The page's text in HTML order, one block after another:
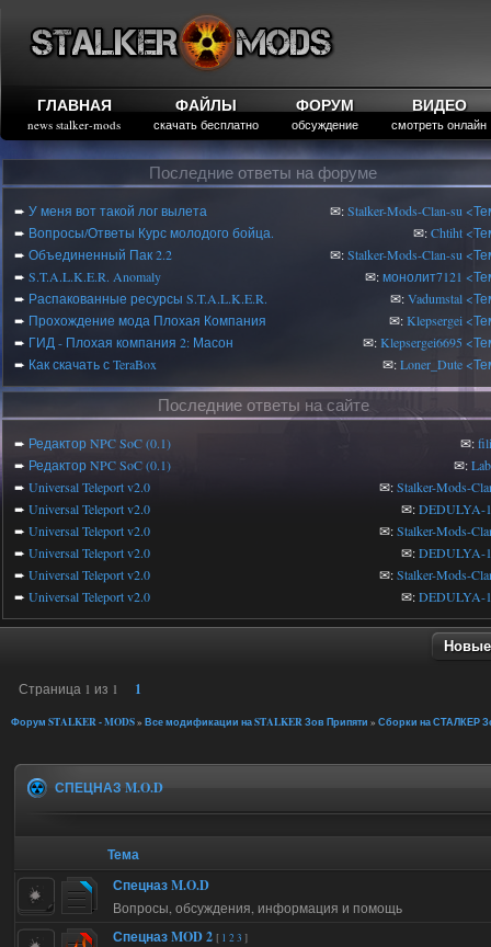
ГЛАВНАЯ
news stalker-mods
ФАЙЛЫ
скачать бесплатно
ФОРУМ
обсуждение
ВИДЕО
смотреть онлайн
Последние ответы на форуме
➨ У меня вот такой лог вылета ✉:Stalker-Mods-Clan-su
➨ Вопросы/Ответы Курс молодого бойца. ✉:Chtiht
➨ Объединенный Пак 2.2 ✉:Stalker-Mods-Clan-su
➨ S.T.A.L.K.E.R. Anomaly ✉:монолит7121
➨ Распакованные ресурсы S.T.A.L.K.E.R. ✉:Vadumstal
➨ Прохождение мода Плохая Компания ✉:Klepsergei
➨ ГИД - Плохая компания 2: Масон ✉:Klepsergei6695
➨ Как скачать с TeraBox ✉:Loner_Dute
Последние ответы на сайте
➨ Редактор NPC SoC (0.1) ✉:
➨ Редактор NPC SoC (0.1) ✉:
➨ Universal Teleport v2.0 ✉:Stalker-Mods-
➨ Universal Teleport v2.0 ✉:DEDULYA-
➨ Universal Teleport v2.0 ✉:Stalker-Mods-
➨ Universal Teleport v2.0 ✉:DEDULYA-
➨ Universal Teleport v2.0 ✉:Stalker-Mods-
➨ Universal Teleport v2.0 ✉:DEDULYA-
Страница 1 из 1 1
Форум STALKER - MODS» Все модификации на STALKER Зов Припяти » Сборки на СТАЛКЕР
СПЕЦНАЗ M.O.D
Тема
Спецназ M.O.D
Вопросы, обсуждения, информация и помощь
Спецназ MOD 2 [ 1 2 3 ]